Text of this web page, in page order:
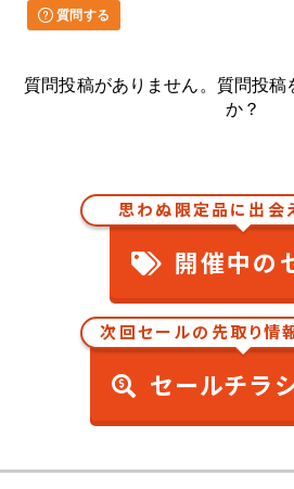
質問する
質問投稿がありません。質問投稿
か？
思わぬ限定品に出会
開催中の
次回セールの先取り情
セールチラ